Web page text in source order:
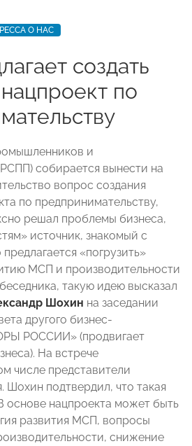
О НАС
создать
по
и
собирается вынести на
вопрос создания
по предпринимательству,
решал проблемы бизнеса,
источник, знакомый с
«погрузить»
МСП и производительности
такую идею высказал
Шохин на заседании
другого бизнес-
РОССИИ» (продвигает
На встрече
числе представители
Шохин подтвердил, что такая
основе нацпроекта может быть
развития МСП, вопросы
снижение